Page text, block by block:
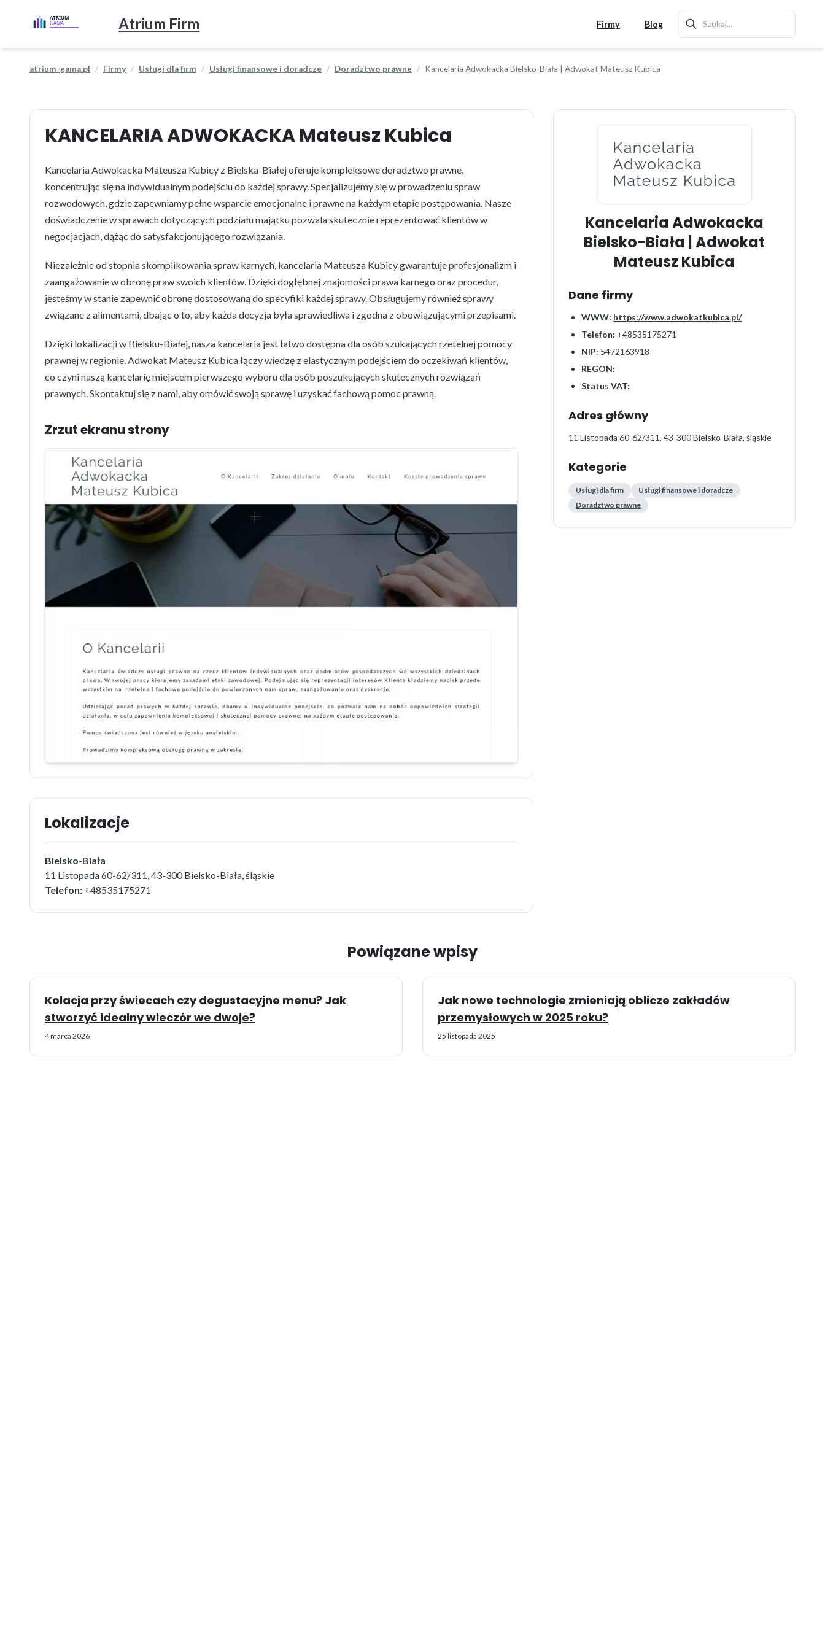
Atrium Firm Firmy Blog
atrium-gama.pl Firmy Usługi dla firm Usługi finansowe i doradcze Doradztwo prawne Kancelaria Adwokacka Bielsko-Biała | Adwokat Mateusz Kubica
KANCELARIA ADWOKACKA Mateusz Kubica
Kancelaria Adwokacka Mateusza Kubicy z Bielska-Białej oferuje kompleksowe doradztwo prawne,
koncentrując się na indywidualnym podejściu do każdej sprawy. Specjalizujemy się w prowadzeniu spraw
rozwodowych, gdzie zapewniamy pełne wsparcie emocjonalne i prawne na każdym etapie postępowania. Nasze
doświadczenie w sprawach dotyczących podziału majątku pozwala skutecznie reprezentować klientów w
negocjacjach, dążąc do satysfakcjonującego rozwiązania.
Niezależnie od stopnia skomplikowania spraw karnych, kancelaria Mateusza Kubicy gwarantuje profesjonalizm i
zaangażowanie w obronę praw swoich klientów. Dzięki dogłębnej znajomości prawa karnego oraz procedur,
jesteśmy w stanie zapewnić obronę dostosowaną do specyfiki każdej sprawy. Obsługujemy również sprawy
związane z alimentami, dbając o to, aby każda decyzja była sprawiedliwa i zgodna z obowiązującymi przepisami.
Dzięki lokalizacji w Bielsku-Białej, nasza kancelaria jest łatwo dostępna dla osób szukających rzetelnej pomocy
prawnej w regionie. Adwokat Mateusz Kubica łączy wiedzę z elastycznym podejściem do oczekiwań klientów,
co czyni naszą kancelarię miejscem pierwszego wyboru dla osób poszukujących skutecznych rozwiązań
prawnych. Skontaktuj się z nami, aby omówić swoją sprawę i uzyskać fachową pomoc prawną.
Zrzut ekranu strony
Lokalizacje
Bielsko-Biała
11 Listopada 60-62/311, 43-300 Bielsko-Biała, śląskie
Telefon: +48535175271
Kancelaria Adwokacka
Bielsko-Biała | Adwokat
Mateusz Kubica
Dane firmy
WWW: https://www.adwokatkubica.pl/
Telefon: +48535175271
NIP: 5472163918
REGON:
Status VAT:
Adres główny
11 Listopada 60-62/311, 43-300 Bielsko-Biała, śląskie
Kategorie
Usługi dla firm
Usługi finansowe i doradcze
Doradztwo prawne
Powiązane wpisy
Kolacja przy świecach czy degustacyjne menu? Jak
stworzyć idealny wieczór we dwoje?
4 marca 2026
Jak nowe technologie zmieniają oblicze zakładów
przemysłowych w 2025 roku?
25 listopada 2025